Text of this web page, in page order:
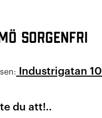
Sorgenfri
Industrigatan
du att!..